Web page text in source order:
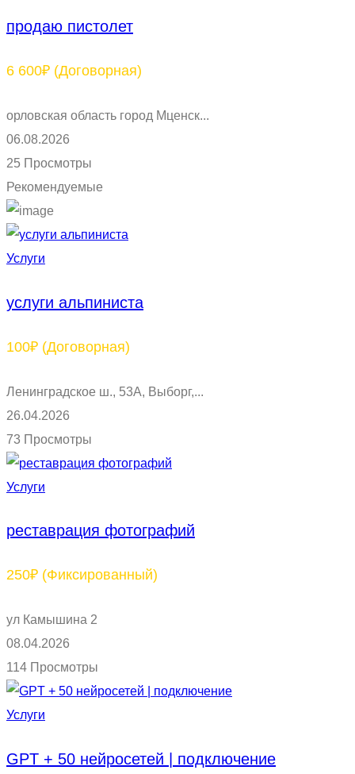
продаю пистолет
6 600₽ (Договорная)
орловская область город Мценск...
06.08.2026
25 Просмотры
Рекомендуемые
Услуги
услуги альпиниста
100₽ (Договорная)
Ленинградское ш., 53А, Выборг,...
26.04.2026
73 Просмотры
Услуги
реставрация фотографий
250₽ (Фиксированный)
ул Камышина 2
08.04.2026
114 Просмотры
Услуги
GPT + 50 нейросетей | подключение